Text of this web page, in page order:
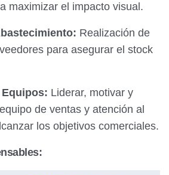
maximizar el impacto visual.
Realización de
para asegurar el stock
Liderar, motivar y
de ventas y atención al
los objetivos comerciales.